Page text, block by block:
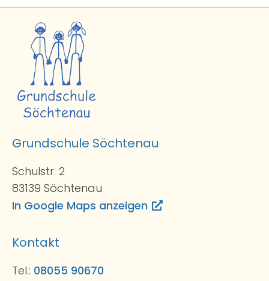
Grundschule Söchtenau
Schulstr. 2
83139 Söchtenau
In Google Maps anzeigen
Kontakt
Tel.: 08055 90670